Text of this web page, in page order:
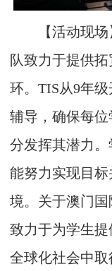
【活动现场
队致力于提供
环。TIS从9年
辅导，确保每
分发挥其潜力
能努力实现目
境。关于澳门国
致力于为学生
全球化社会中